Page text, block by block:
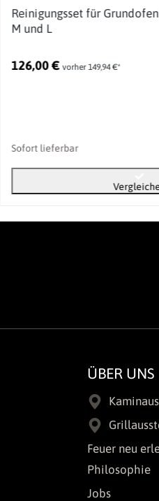
Reinigungsset für
M und L
126,00 €vorher 149,94 €*
Sofort lieferbar
ÜBER UNS
Feuer neu
Philosophie
Jobs